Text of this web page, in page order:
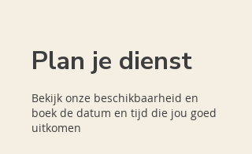
Plan je dienst
Bekijk onze beschikbaarheid en
boek de datum en tijd die jou goed
uitkomen